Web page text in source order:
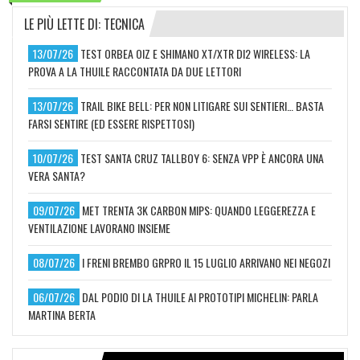
LE PIÙ LETTE DI: TECNICA
13/07/26 TEST ORBEA OIZ E SHIMANO XT/XTR DI2 WIRELESS: LA
PROVA A LA THUILE RACCONTATA DA DUE LETTORI
13/07/26 TRAIL BIKE BELL: PER NON LITIGARE SUI SENTIERI… BASTA
FARSI SENTIRE (ED ESSERE RISPETTOSI)
10/07/26 TEST SANTA CRUZ TALLBOY 6: SENZA VPP È ANCORA UNA
VERA SANTA?
09/07/26 MET TRENTA 3K CARBON MIPS: QUANDO LEGGEREZZA E
VENTILAZIONE LAVORANO INSIEME
08/07/26 I FRENI BREMBO GRPRO IL 15 LUGLIO ARRIVANO NEI NEGOZI
06/07/26 DAL PODIO DI LA THUILE AI PROTOTIPI MICHELIN: PARLA
MARTINA BERTA